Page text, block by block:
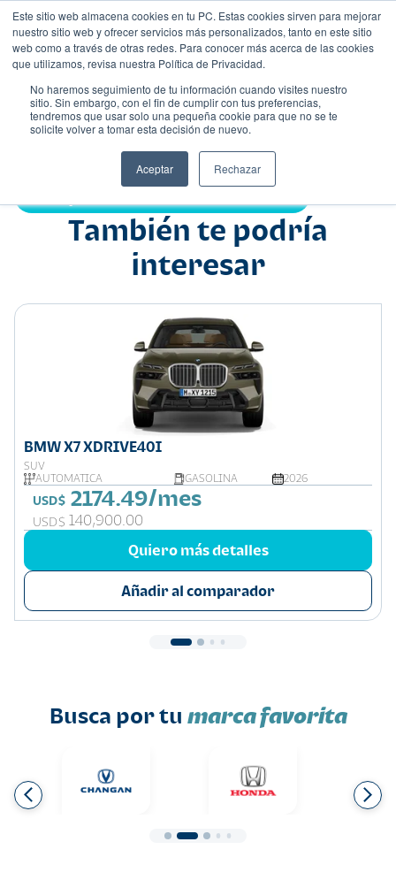
Este sitio web almacena cookies en tu PC. Estas cookies sirven para mejorar
nuestro sitio web y ofrecer servicios más personalizados, tanto en este sitio
web como a través de otras redes. Para conocer más acerca de las cookies
que utilizamos, revisa nuestra Política de Privacidad.
No haremos seguimiento de tu información cuando visites nuestro
sitio. Sin embargo, con el fin de cumplir con tus preferencias,
tendremos que usar solo una pequeña cookie para que no se te
solicite volver a tomar esta decisión de nuevo.
Aceptar Rechazar
Nombre
También te podría
interesar
BMW X7 XDRIVE40I
SUV
AUTOMÁTICA
GASOLINA 2026
USD$ 2174.49/mes
USD$ 140,900.00
Quiero más detalles
Añadir al comparador
Busca por tu marca favorita